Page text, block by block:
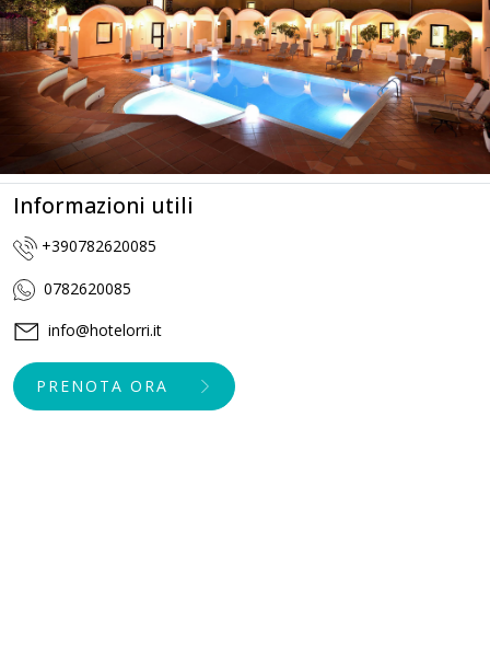
Informazioni utili
+390782620085
0782620085
info@hotelorri.it
PRENOTA ORA